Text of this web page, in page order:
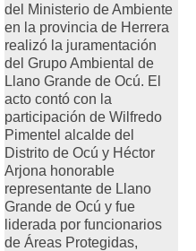
del Ministerio de Ambiente
en la provincia de Herrera
realizó la juramentación
del Grupo Ambiental de
Llano Grande de Ocú. El
acto contó con la
participación de Wilfredo
Pimentel alcalde del
Distrito de Ocú y Héctor
Arjona honorable
representante de Llano
Grande de Ocú y fue
liderada por funcionarios
de Áreas Protegidas,